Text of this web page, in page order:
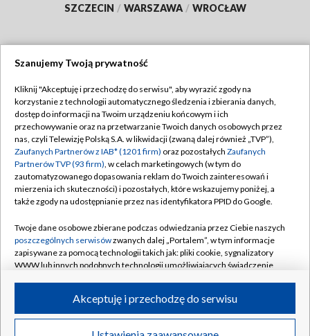
SZCZECIN / WARSZAWA / WROCŁAW
TVP
Abonament TVP
Emisja w TVP
Centrum informacji TVP
Naziemna Telewizja Cyfrowa
Rada Programowa
System NOS
Informacje o nadawcy
Program dla prasy
Regulamin TVP
Polityka prywatności
Moje zgody
Pomoc
Kontakt
Kanały
©2026 Telewizja Polska S.A. w likwidacji
Szanujemy Twoją prywatność
Kliknij "Akceptuję i przechodzę do serwisu", aby wyrazić zgody na
korzystanie z technologii automatycznego śledzenia i zbierania danych,
dostęp do informacji na Twoim urządzeniu końcowym i ich
przechowywanie oraz na przetwarzanie Twoich danych osobowych przez
nas, czyli Telewizję Polską S.A. w likwidacji (zwaną dalej również „TVP”),
Zaufanych Partnerów z IAB* (1201 firm) oraz pozostałych Zaufanych
Partnerów TVP (93 firm), w celach marketingowych (w tym do
zautomatyzowanego dopasowania reklam do Twoich zainteresowań i
mierzenia ich skuteczności) i pozostałych, które wskazujemy poniżej, a
także zgody na udostępnianie przez nas identyfikatora PPID do Google.
Twoje dane osobowe zbierane podczas odwiedzania przez Ciebie naszych
poszczególnych serwisówzwanych dalej „Portalem”, w tym informacje
zapisywane za pomocą technologii takich jak: pliki cookie, sygnalizatory
WWW lub innych podobnych technologii umożliwiających świadczenie
ruchu w Internecie.
Twoje dane osobowe zbierane podczas odwiedzania przez Ciebie
Akceptuję i przechodzę do serwisu